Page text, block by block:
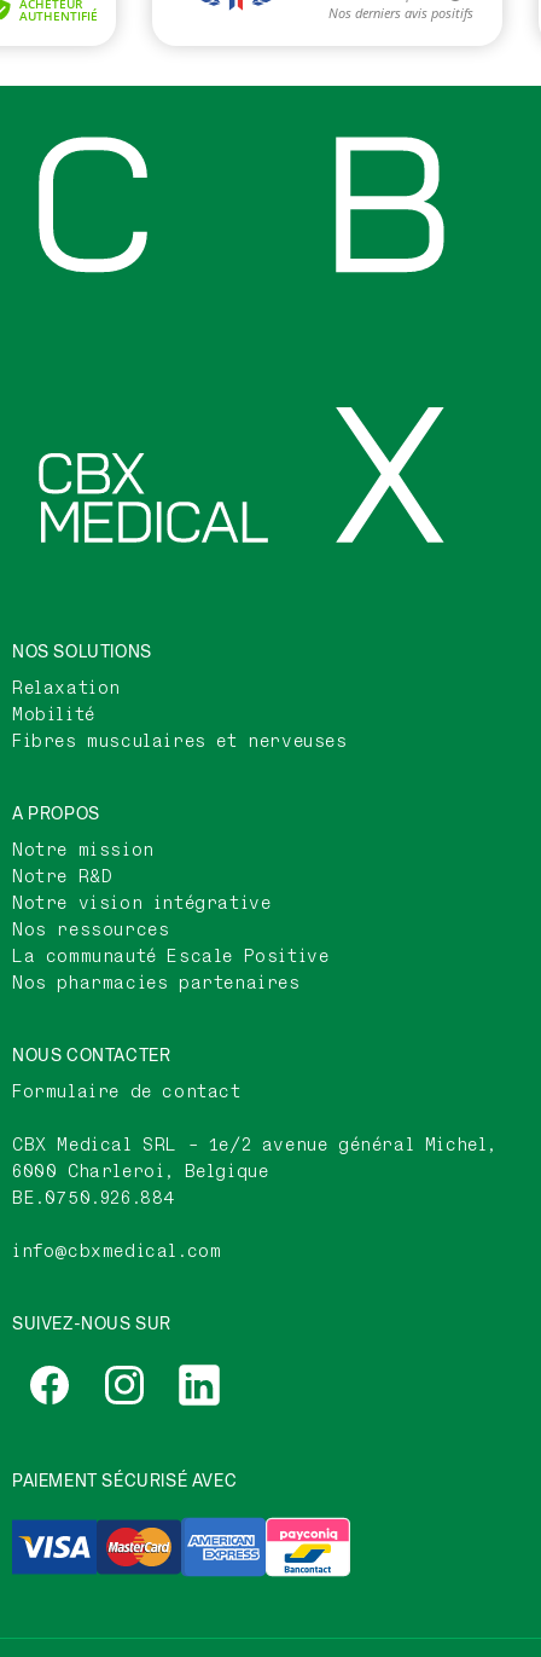
NOS SOLUTIONS
Relaxation
Mobilité
Fibres musculaires et nerveuses
A PROPOS
Notre mission
Notre R&D
Notre vision intégrative
Nos ressources
La communauté Escale Positive
Nos pharmacies partenaires
NOUS CONTACTER
Formulaire de contact
CBX Medical SRL - 1e/2 avenue général Michel,
6000 Charleroi, Belgique
BE.0750.926.884
info@cbxmedical.com
SUIVEZ-NOUS SUR
FacebookInstagramLinkedin
PAIEMENT SÉCURISÉ AVEC